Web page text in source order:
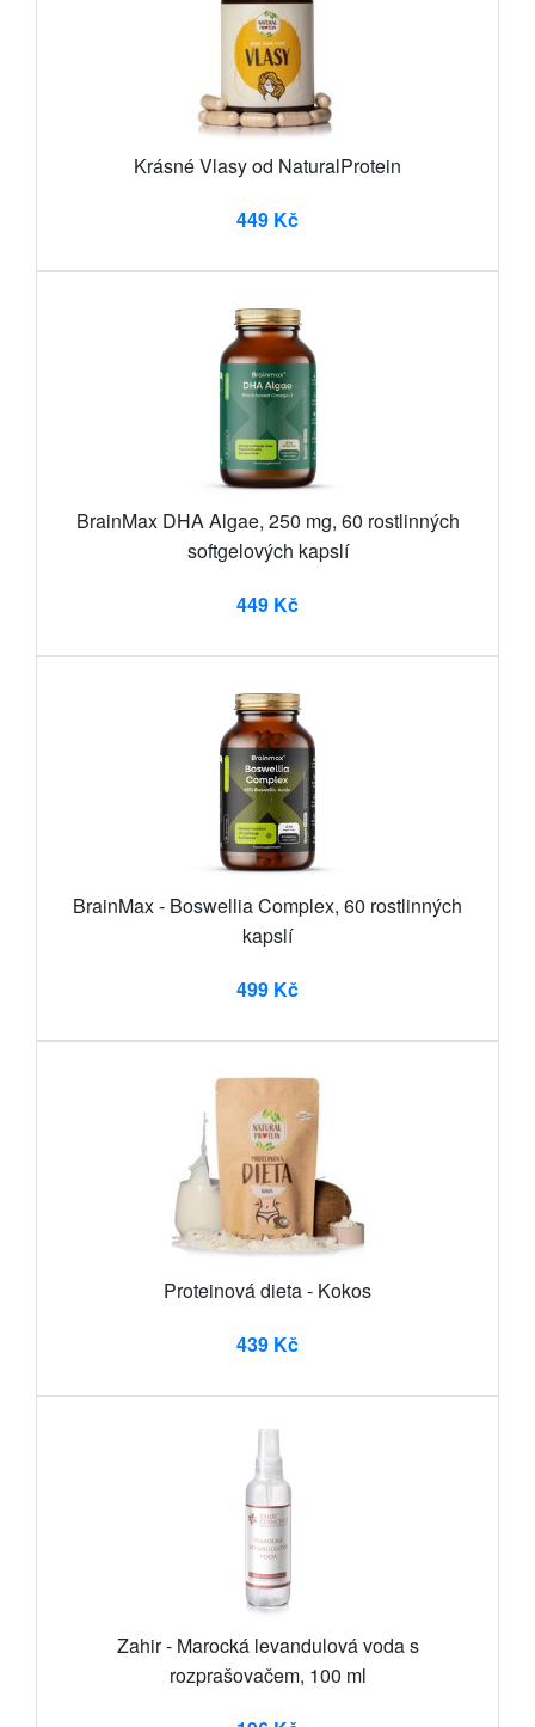
Krásné Vlasy od NaturalProtein
449 Kč
BrainMax DHA Algae, 250 mg, 60 rostlinných
softgelových kapslí
449 Kč
BrainMax - Boswellia Complex, 60 rostlinných
kapslí
499 Kč
Proteinová dieta - Kokos
439 Kč
Zahir - Marocká levandulová voda s
rozprašovačem, 100 ml